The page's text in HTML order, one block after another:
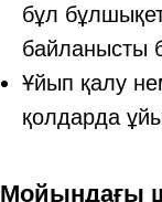
бұл
байланысты
Ұйып қалу
қолдарда
Мойындағы